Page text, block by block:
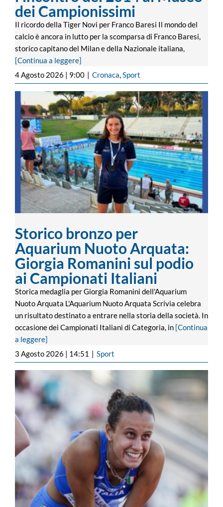
dei Campionissimi
Il ricordo della Tiger Novi per Franco Baresi Il mondo del
calcio è ancora in lutto per la scomparsa di Franco Baresi,
storico capitano del Milan e della Nazionale italiana,
[Continua a leggere]
4 Agosto 2026 | 9:00 | Cronaca,Sport
Storico bronzo per Aquarium Nuoto
Arquata: Giorgia Romanini sul podio ai
Campionati Italiani
Storico bronzo per
Aquarium Nuoto Arquata:
Giorgia Romanini sul podio
ai Campionati Italiani
Storica medaglia per Giorgia Romanini dell'Aquarium
Nuoto Arquata L'Aquarium Nuoto Arquata Scrivia celebra
un risultato destinato a entrare nella storia della società. In
occasione dei Campionati Italiani di Categoria, in [Continua
a leggere]
3 Agosto 2026 | 14:51 | Sport
Campionati Italiani Assoluti, Ludovica
Cavo chiude sesta nella finale dei 400
ostacoli